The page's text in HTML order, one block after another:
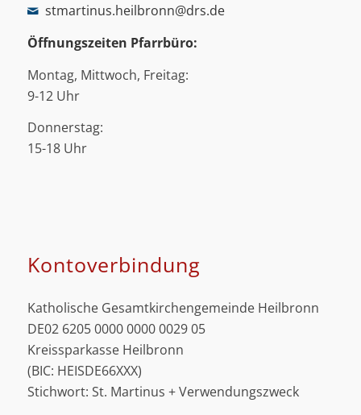
stmartinus.heilbronn@drs.de
Öffnungszeiten Pfarrbüro:
Montag, Mittwoch, Freitag:
9-12 Uhr
Donnerstag:
15-18 Uhr
Kontoverbindung
Katholische Gesamtkirchengemeinde Heilbronn
DE02 6205 0000 0000 0029 05
Kreissparkasse Heilbronn
(BIC: HEISDE66XXX)
Stichwort: St. Martinus + Verwendungszweck